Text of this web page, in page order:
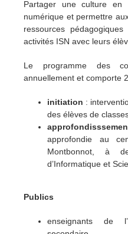
Partager une culture en
numérique et permettre
ressources
activités ISN avec leurs
Le programme des
annuellement et comporte
initiation :
des élèves de
approfondie au
Montbonnot, à
d’Informatique et
Publics
enseignants de